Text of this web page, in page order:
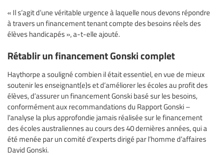
« Il s’agit d’une véritable urgence à laquelle nous devons répondre
à travers un financement tenant compte des besoins réels des
élèves handicapés », a-t-elle ajouté.
Rétablir un financement Gonski complet
Haythorpe a souligné combien il était essentiel, en vue de mieux
soutenir les enseignant(e)s et d’améliorer les écoles au profit des
élèves, d’assurer un financement Gonski basé sur les besoins,
conformément aux recommandations du Rapport Gonski –
l’analyse la plus approfondie jamais réalisée sur le financement
des écoles australiennes au cours des 40 dernières années, qui a
été menée par un comité d’experts dirigé par l’homme d’affaires
David Gonski.